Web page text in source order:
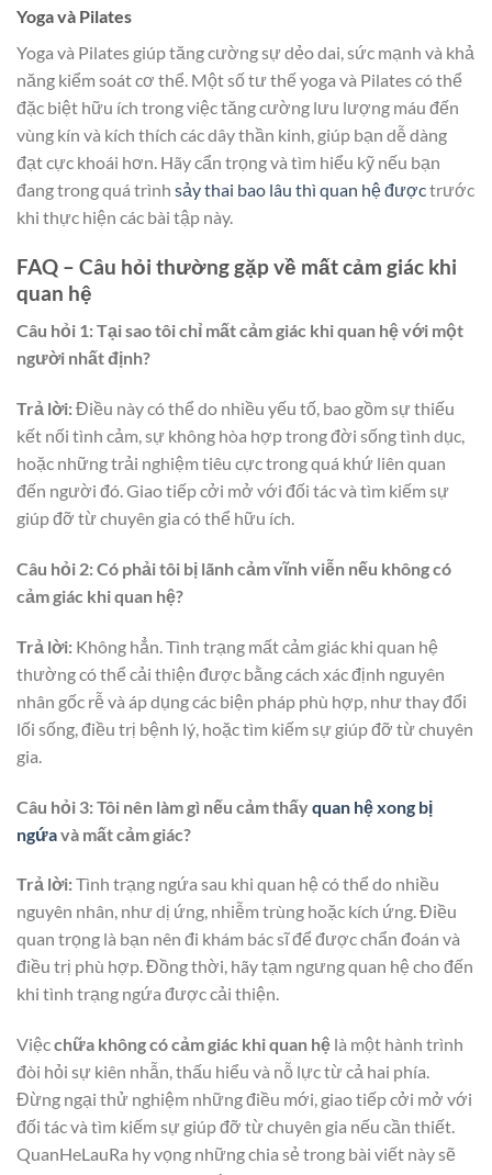
Yoga và Pilates
Yoga và Pilates giúp tăng cường sự dẻo dai, sức mạnh và khả
năng kiểm soát cơ thể. Một số tư thế yoga và Pilates có thể
đặc biệt hữu ích trong việc tăng cường lưu lượng máu đến
vùng kín và kích thích các dây thần kinh, giúp bạn dễ dàng
đạt cực khoái hơn. Hãy cẩn trọng và tìm hiểu kỹ nếu bạn
đang trong quá trình sảy thai bao lâu thì quan hệ đượctrước
khi thực hiện các bài tập này.
FAQ – Câu hỏi thường gặp về mất cảm giác khi
quan hệ
Câu hỏi 1: Tại sao tôi chỉ mất cảm giác khi quan hệ với một
người nhất định?
Trả lời:Điều này có thể do nhiều yếu tố, bao gồm sự thiếu
kết nối tình cảm, sự không hòa hợp trong đời sống tình dục,
hoặc những trải nghiệm tiêu cực trong quá khứ liên quan
đến người đó. Giao tiếp cởi mở với đối tác và tìm kiếm sự
giúp đỡ từ chuyên gia có thể hữu ích.
Câu hỏi 2: Có phải tôi bị lãnh cảm vĩnh viễn nếu không có
cảm giác khi quan hệ?
Trả lời: Không hẳn. Tình trạng mất cảm giác khi quan hệ
thường có thể cải thiện được bằng cách xác định nguyên
nhân gốc rễ và áp dụng các biện pháp phù hợp, như thay đổi
lối sống, điều trị bệnh lý, hoặc tìm kiếm sự giúp đỡ từ chuyên
gia.
Câu hỏi 3: Tôi nên làm gì nếu cảm thấyquan hệ xong bị
ngứavà mất cảm giác?
Trả lời:Tình trạng ngứa sau khi quan hệ có thể do nhiều
nguyên nhân, như dị ứng, nhiễm trùng hoặc kích ứng. Điều
quan trọng là bạn nên đi khám bác sĩ để được chẩn đoán và
điều trị phù hợp. Đồng thời, hãy tạm ngưng quan hệ cho đến
khi tình trạng ngứa được cải thiện.
Việcchữa không có cảm giác khi quan hệ là một hành trình
đòi hỏi sự kiên nhẫn, thấu hiểu và nỗ lực từ cả hai phía.
Đừng ngại thử nghiệm những điều mới, giao tiếp cởi mở với
đối tác và tìm kiếm sự giúp đỡ từ chuyên gia nếu cần thiết.
QuanHeLauRa hy vọng những chia sẻ trong bài viết này sẽ